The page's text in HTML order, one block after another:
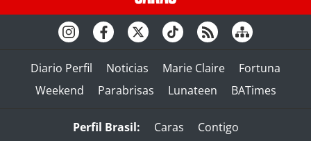
Diario Perfil Noticias Marie Claire
Fortuna
Weekend
Parabrisas Lunateen BATimes
Perfil Brasil: Caras
Contigo